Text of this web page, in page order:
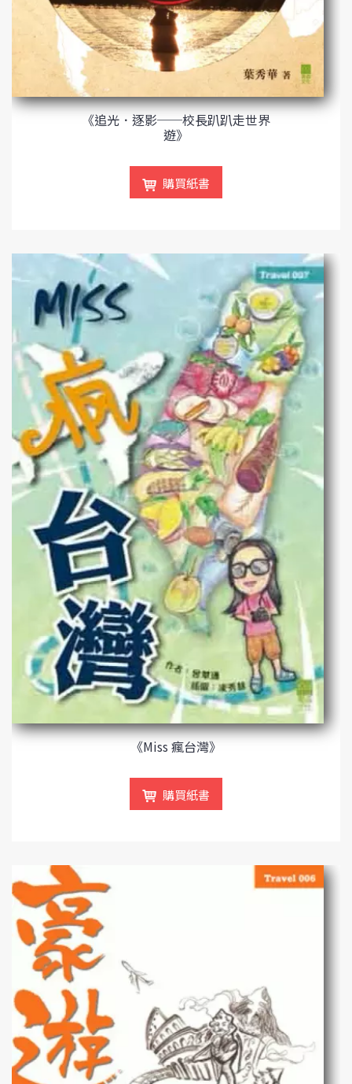
《追光．逐影──校長趴趴走世界
遊》
購買紙書
《Miss 瘋台灣》
購買紙書